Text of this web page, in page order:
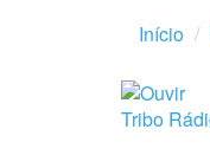
Início